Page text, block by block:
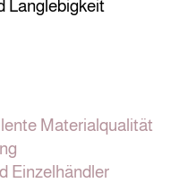
Langlebigkeit
Materialqualität
Einzelhändler